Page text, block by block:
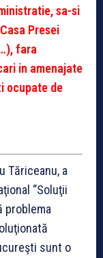
sa-si
Presei
fara
in amenajate
ocupate de
Tăriceanu, a
“Soluţii
problema
sunt o